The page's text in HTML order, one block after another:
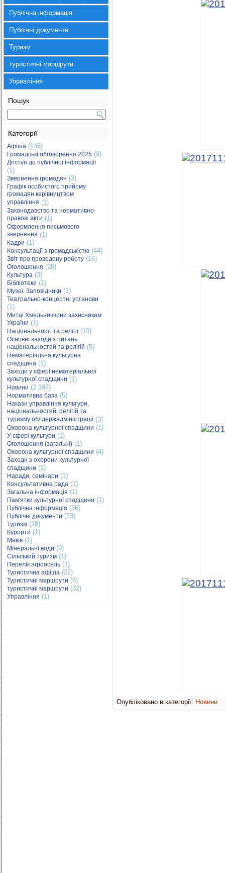
Публічна інформація
Публічні документи
Туризм
туристичні маршрути
Управління
Пошук
Категорії
Афіша (146)
Громадські обговорення 2025 (9)
Доступ до публічної інформації
(1)
Звернення громадян (3)
Графік особистого прийому
громадян керівництвом
управління (1)
Законодавство та нормативно-
правові акти (1)
Оформлення письмового
звернення (1)
Кадри (1)
Консультації з громадськістю (44)
Звіт про проведену роботу (16)
Оголошення (28)
Культура (3)
Бібліотеки (1)
Музеї. Заповідники (1)
Театрально-концертні установи
(1)
Митці Хмельниччини захисникам
України (1)
Національності та релігії(10)
Основні заходи з питань
національностей та релігій (5)
Нематеріальна культурна
спадщина (1)
Заходи у сфері нематеріальної
культурної спадщини (1)
Новини (2 397)
Нормативна база (5)
Накази управління культури,
національностей, релігій та
туризму облдержадміністрації(3)
Охорона культурної спадщини (1)
У сфері культури (1)
Оголошення (загальні) (1)
Охорона культурної спадщини (4)
Заходи з охорони культурної
спадщини (1)
Наради, семінари (1)
Консультативна рада (1)
Загальна інформація (1)
Пам'ятки культурної спадщини (1)
Публічна інформація (36)
Публічні документи (73)
Туризм (38)
Курорти (1)
Маків (1)
Мінеральні води (9)
Сільський туризм (1)
Перелік агроосель (1)
Туристична афіша (22)
Туристичні маршрути (5)
туристичні маршрути (32)
Управління (1)
Опубліковано в категорії: Новини